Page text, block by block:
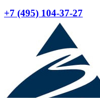
+7 (495) 104-37-27